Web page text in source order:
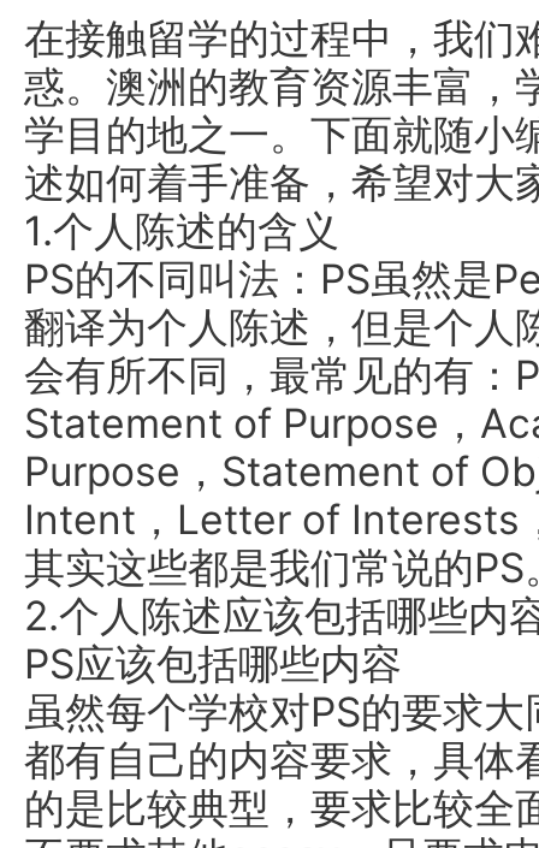
在接触留学的过程中，我们
惑。澳洲的教育资源丰富，
学目的地之一。下面就随小
述如何着手准备，希望对大
1.个人陈述的含义
PS的不同叫法：PS虽然是
翻译为个人陈述，但是个人
会有所不同，最常见的有
Statement of Purpose，
Purpose，Statement of
Intent，Letter of Interests
其实这些都是我们常说的PS
2.个人陈述应该包括哪些内
PS应该包括哪些内容
虽然每个学校对PS的要求
都有自己的内容要求，具体
的是比较典型，要求比较全